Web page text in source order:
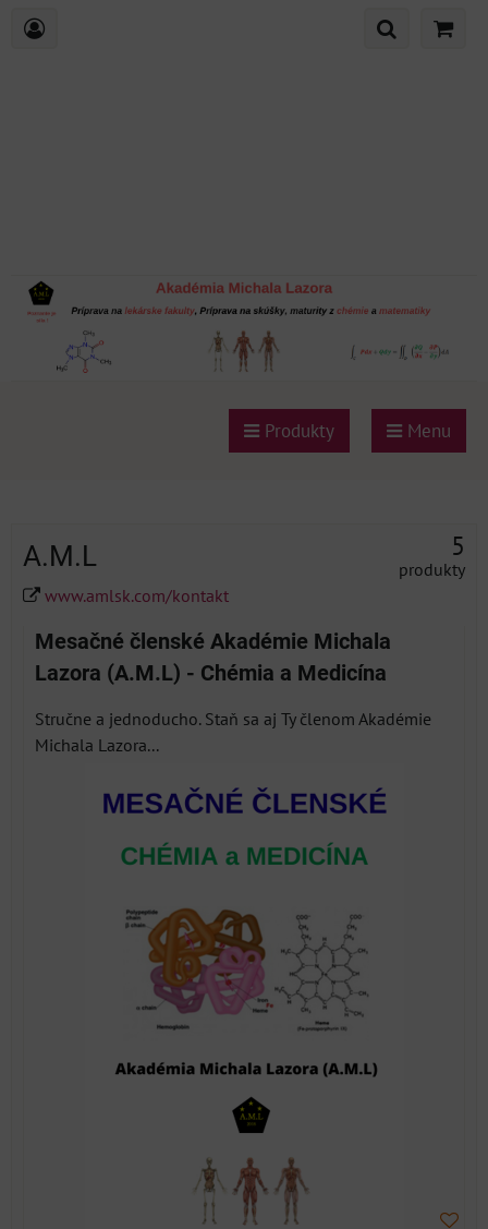
Produkty Menu
A.M.L
www.amlsk.com/kontakt
5
produkty
Mesačné členské Akadémie Michala
Lazora (A.M.L) - Chémia a Medicína
Stručne a jednoducho. Staň sa aj Ty členom Akadémie
Michala Lazora...